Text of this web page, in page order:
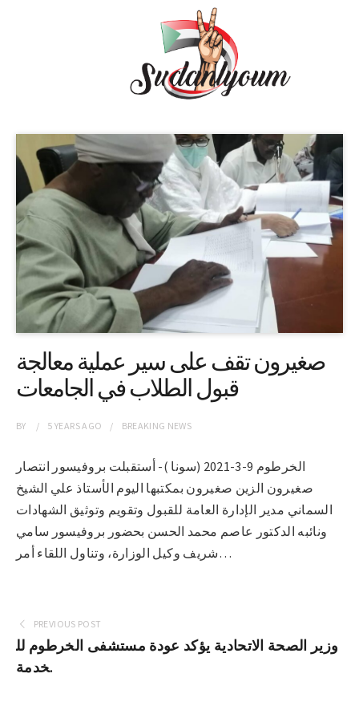
صغيرون تقف على سير عملية معالجة
قبول الطلاب في الجامعات
BY 5 YEARSAGO BREAKING NEWS
الخرطوم 9-3-2021 (سونا )- أستقبلت بروفيسور انتصار
صغيرون الزين صغيرون بمكتبها اليوم الأستاذ علي الشيخ
السماني مدير الإدارة العامة للقبول وتقويم وتوثيق الشهادات
ونائبه الدكتور عاصم محمد الحسن بحضور بروفيسور سامي
شريف وكيل الوزارة، وتناول اللقاء أمر…
PREVIOUS POST
وزير الصحة الاتحادية يؤكد عودة مستشفى الخرطوم لل
خدمة.